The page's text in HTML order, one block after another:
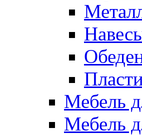
Мебель
Мебель